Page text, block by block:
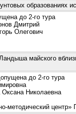
образованиях
до 2-го тура
Дмитрий
Олегович
майского
до 2-го тура
Николаевна
методический центр»